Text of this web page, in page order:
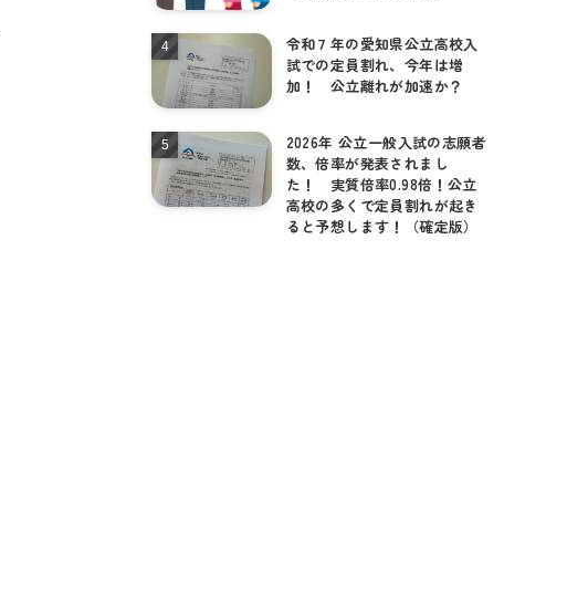
令和７年の愛知県公立高校入
試での定員割れ、今年は増
加！ 公立離れが加速か？
2026年 公立一般入試の志願者
数、倍率が発表されまし
た！ 実質倍率0.98倍！公立
高校の多くで定員割れが起き
ると予想します！（確定版）